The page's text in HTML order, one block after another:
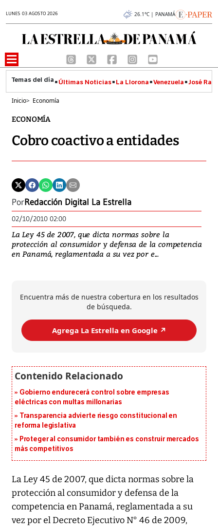
LUNES 03 AGOSTO 2026 26.1°C | PANAMÁ
Últimas Noticias La Llorona Venezuela José
Inicio> Economía
ECONOMÍA
Cobro coactivo a entidades
PorRedacción Digital La Estrella
02/10/2010 02:00
La Ley 45 de 2007, que dicta normas sobre la
protección al consumidor y defensa de la competencia
en Panamá, reglamentada a su vez por e...
Encuentra más de nuestra cobertura en los resultados
de búsqueda.
Agrega La Estrella en Google ↗️
Gobierno endurecerá control sobre empresas
eléctricas con multas millonarias
Transparencia advierte riesgo constitucional en
reforma legislativa
Proteger al consumidor también es construir mercados
más competitivos
La Ley 45 de 2007, que dicta normas sobre la
protección al consumidor y defensa de la
competencia en Panamá, reglamentada a su
vez por el Decreto Ejecutivo N° 46 de 2009,